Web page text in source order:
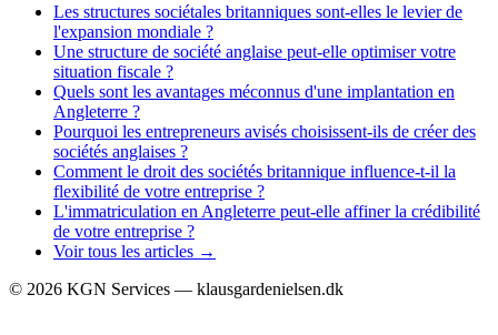
Les structures sociétales britanniques sont-elles le levier de
l'expansion mondiale ?
Une structure de société anglaise peut-elle optimiser votre
situation fiscale ?
Quels sont les avantages méconnus d'une implantation en
Angleterre ?
Pourquoi les entrepreneurs avisés choisissent-ils de créer des
sociétés anglaises ?
Comment le droit des sociétés britannique influence-t-il la
flexibilité de votre entreprise ?
L'immatriculation en Angleterre peut-elle affiner la crédibilité
de votre entreprise ?
Voir tous les articles →
© 2026 KGN Services — klausgardenielsen.dk